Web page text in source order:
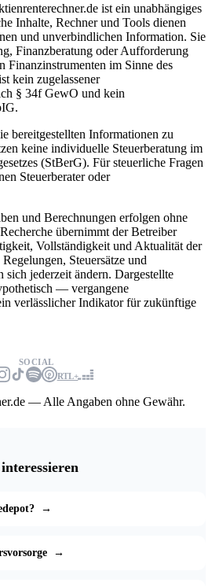
ist ein unabhängiges
Inhalte, Rechner und Tools dienen
und unverbindlichen Information. Sie
Finanzberatung oder Aufforderung
Finanzinstrumenten im Sinne des
kein zugelassener
§ 34f GewO und kein
bereitgestellten Informationen zu
keine individuelle Steuerberatung im
(StBerG). Für steuerliche Fragen
Steuerberater oder
und Berechnungen erfolgen ohne
übernimmt der Betreiber
Vollständigkeit und Aktualität der
Steuersätze und
sich jederzeit ändern. Dargestellte
— vergangene
verlässlicher Indikator für zukünftige
SOCIAL
RTL+
— Alle Angaben ohne Gewähr.
→
→